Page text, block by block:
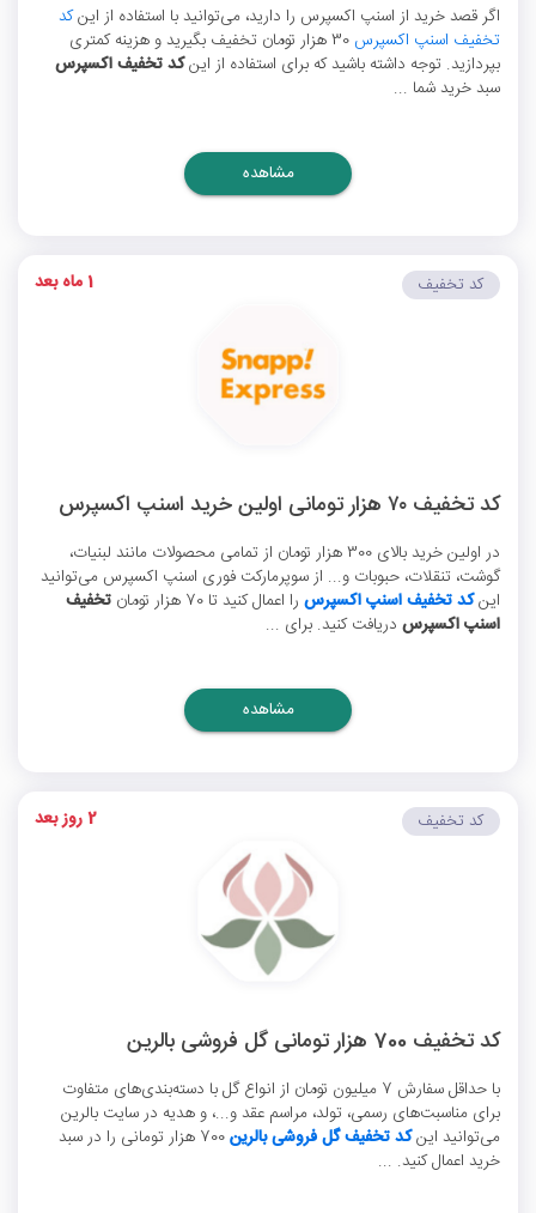
اگر قصد خرید از اسنپ اکسپرس را دارید، می‌توانید با استفاده از اینکد
تخفیف اسنپ اکسپرس
30 هزار تومان تخفیف بگیرید و هزینه کمتری
بپردازید. توجه داشته باشید که برای استفاده از اینکد تخفیف اکسپرس
سبد خرید شما ...
مشاهده
کد تخفیف ۷۰ هزار تومانی اولین خرید اسنپ اکسپرس
در اولین خرید بالای 300 هزار تومان از تمامی محصولات مانند لبنیات،
گوشت، تنقلات، حبوبات و... از سوپرمارکت فوری اسنپ اکسپرس می‌توانید
اینکد تخفیف اسنپ اکسپرس را اعمال کنید تا 70 هزار تومان
تخفیف
اسنپ اکسپرس دریافت کنید. برای ...
کد تخفیف 1 ماه بعد
مشاهده
کد تخفیف 700 هزار تومانی گل فروشی بالرین
با حداقل سفارش 7 میلیون تومان از انواع گل با دسته‌بندی‌های متفاوت
برای مناسبت‌های رسمی، تولد، مراسم عقد و...، و هدیه در سایت بالرین
می‌توانید اینکد تخفیف گل فروشی بالرین
700 هزار تومانی را در سبد
خرید اعمال کنید. ...
کد تخفیف 2 روز بعد